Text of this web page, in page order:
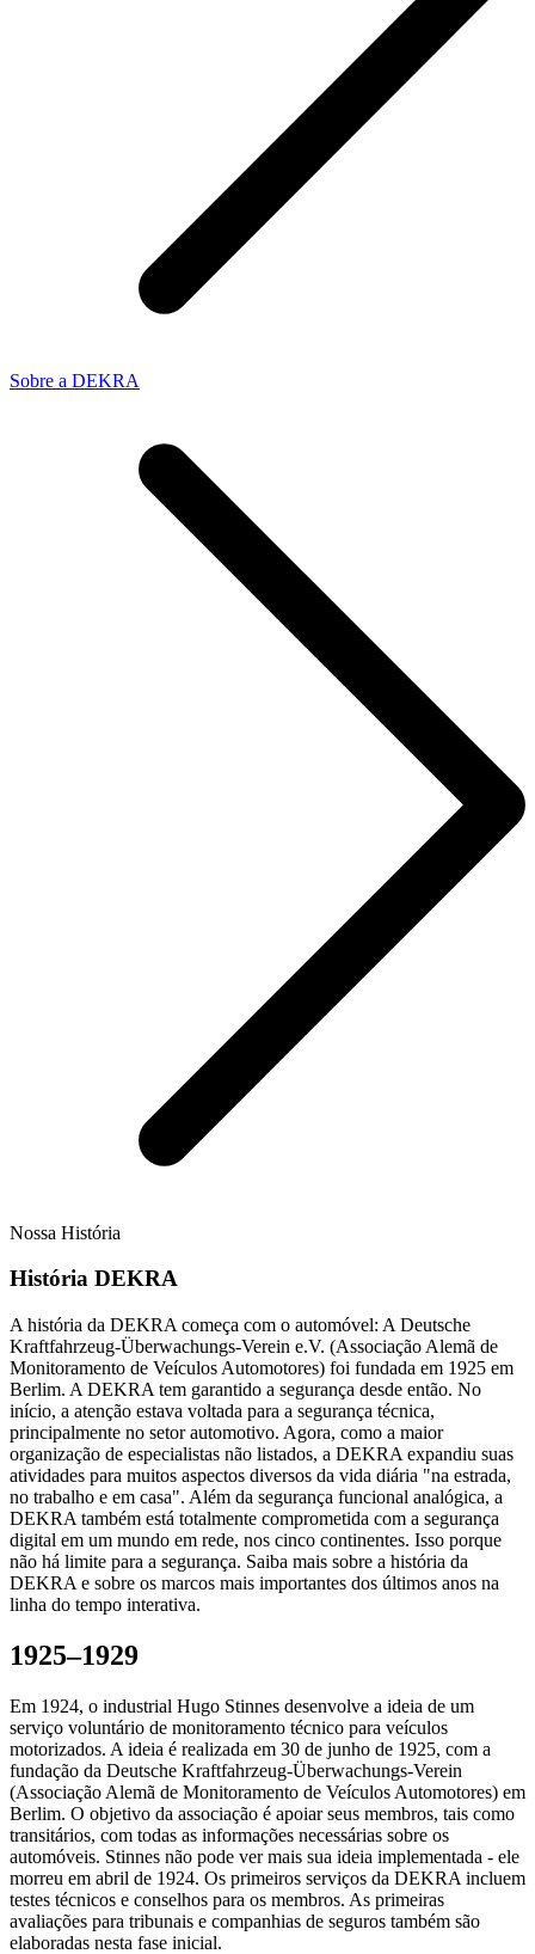
Sobre a DEKRA
Nossa História
História DEKRA
A história da DEKRA começa com o automóvel: A Deutsche
Kraftfahrzeug-Überwachungs-Verein e.V. (Associação Alemã de
Monitoramento de Veículos Automotores) foi fundada em 1925 em
Berlim. A DEKRA tem garantido a segurança desde então. No
início, a atenção estava voltada para a segurança técnica,
principalmente no setor automotivo. Agora, como a maior
organização de especialistas não listados, a DEKRA expandiu suas
atividades para muitos aspectos diversos da vida diária "na estrada,
no trabalho e em casa". Além da segurança funcional analógica, a
DEKRA também está totalmente comprometida com a segurança
digital em um mundo em rede, nos cinco continentes. Isso porque
não há limite para a segurança. Saiba mais sobre a história da
DEKRA e sobre os marcos mais importantes dos últimos anos na
linha do tempo interativa.
1925–1929
Em 1924, o industrial Hugo Stinnes desenvolve a ideia de um
serviço voluntário de monitoramento técnico para veículos
motorizados. A ideia é realizada em 30 de junho de 1925, com a
fundação da Deutsche Kraftfahrzeug-Überwachungs-Verein
(Associação Alemã de Monitoramento de Veículos Automotores) em
Berlim. O objetivo da associação é apoiar seus membros, tais como
transitários, com todas as informações necessárias sobre os
automóveis. Stinnes não pode ver mais sua ideia implementada - ele
morreu em abril de 1924. Os primeiros serviços da DEKRA incluem
testes técnicos e conselhos para os membros. As primeiras
avaliações para tribunais e companhias de seguros também são
elaboradas nesta fase inicial.